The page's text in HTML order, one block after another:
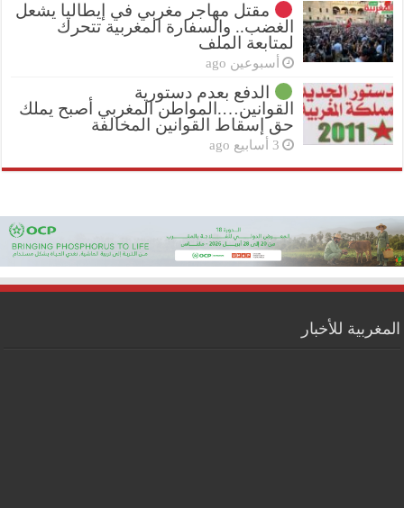
مقتل مهاجر مغربي في إيطاليا يشعل
الغضب.. والسفارة المغربية تتحرك
لمتابعة الملف
أسبوعين ago
الدفع بعدم دستورية
القوانين….المواطن المغربي أصبح يملك
حق إسقاط القوانين المخالفة
3 أسابيع ago
المغربية للأخبار